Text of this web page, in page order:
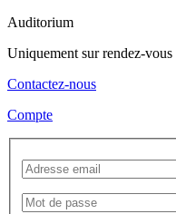
Auditorium
Uniquement sur rendez-vous
Contactez-nous
Compte